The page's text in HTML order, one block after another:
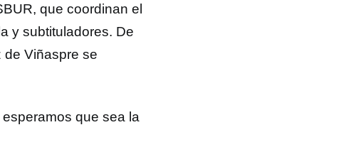
que coordinan el
y subtituladores. De
de Viñaspre se
que sea la